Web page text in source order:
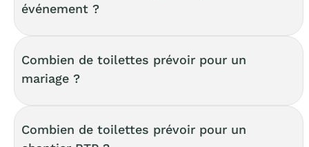
événement ?
Combien de toilettes prévoir pour un
mariage ?
Combien de toilettes prévoir pour un